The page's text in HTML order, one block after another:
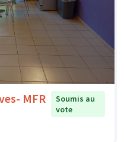
MFR
Soumis au
vote